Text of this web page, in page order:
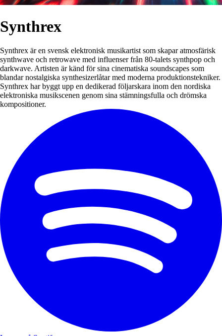
Synthrex
Synthrex är en svensk elektronisk musikartist som skapar atmosfärisk
synthwave och retrowave med influenser från 80-talets synthpop och
darkwave. Artisten är känd för sina cinematiska soundscapes som
blandar nostalgiska synthesizerlåtar med moderna produktionstekniker.
Synthrex har byggt upp en dedikerad följarskara inom den nordiska
elektroniska musikscenen genom sina stämningsfulla och drömska
kompositioner.